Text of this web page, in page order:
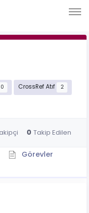
0 CrossRef Atıf 2
0 Takip Edilen
Görevler